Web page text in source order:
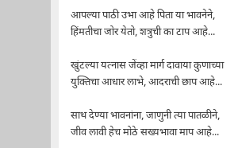
आपल्या पाठी उभा आहे पिता या भावनेने,
हिंमतीचा जोर येतो, शत्रुची का टाप आहे...
खुंटल्या यत्नास जेंव्हा मार्ग दावाया कुणाच्या
युक्तिचा आधार लाभे, आदराची छाप आहे...
साथ देण्या भावनांना, जाणुनी त्या पातळीने,
जीव लावी हेच मोठे सख्यभावा माप आहे...